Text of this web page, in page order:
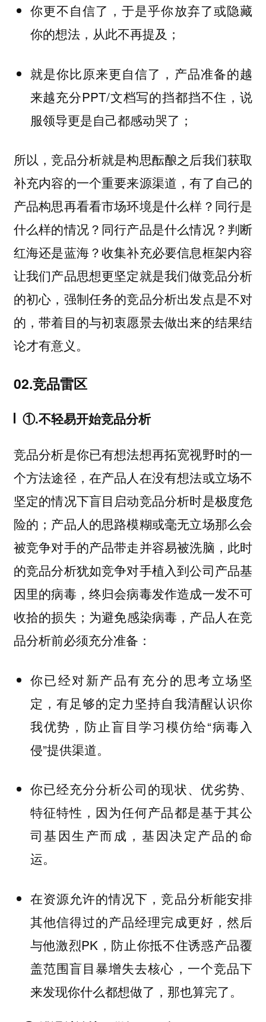
你更不自信了，于是乎你放弃了或隐藏
你的想法，从此不再提及；
就是你比原来更自信了，产品准备的越
来越充分PPT/文档写的挡都挡不住，说
服领导更是自己都感动哭了；
所以，竞品分析就是构思酝酿之后我们获取
补充内容的一个重要来源渠道，有了自己的
产品构思再看看市场环境是什么样？同行是
什么样的情况？同行产品是什么情况？判断
红海还是蓝海？收集补充必要信息框架内容
让我们产品思想更坚定就是我们做竞品分析
的初心，强制任务的竞品分析出发点是不对
的，带着目的与初衷愿景去做出来的结果结
论才有意义。
02.竞品雷区
①.不轻易开始竞品分析
竞品分析是你已有想法想再拓宽视野时的一
个方法途径，在产品人在没有想法或立场不
坚定的情况下盲目启动竞品分析时是极度危
险的；产品人的思路模糊或毫无立场那么会
被竞争对手的产品带走并容易被洗脑，此时
的竞品分析犹如竞争对手植入到公司产品基
因里的病毒，终归会病毒发作造成一发不可
收拾的损失；为避免感染病毒，产品人在竞
品分析前必须充分准备：
你已经对新产品有充分的思考立场坚
定，有足够的定力坚持自我清醒认识你
我优势，防止盲目学习模仿给“病毒入
侵”提供渠道。
你已经充分分析公司的现状、优劣势、
特征特性，因为任何产品都是基于其公
司基因生产而成，基因决定产品的命
运。
在资源允许的情况下，竞品分析能安排
其他信得过的产品经理完成更好，然后
与他激烈PK，防止你抵不住诱惑产品覆
盖范围盲目暴增失去核心，一个竞品下
来发现你什么都想做了，那也算完了。